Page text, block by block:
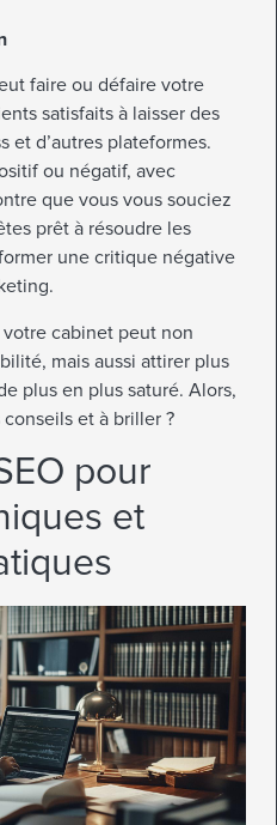
faire ou défaire votre
satisfaits à laisser des
et d’autres plateformes.
ou négatif, avec
que vous vous souciez
prêt à résoudre les
une critique négative
cabinet peut non
mais aussi attirer plus
plus en plus saturé. Alors,
et à briller ?
pour
et